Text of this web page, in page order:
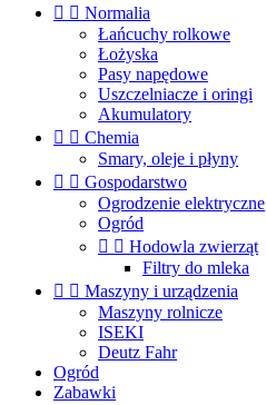
  Normalia
Łańcuchy rolkowe
Łożyska
Pasy napędowe
Uszczelniacze i oringi
Akumulatory
  Chemia
Smary, oleje i płyny
  Gospodarstwo
Ogrodzenie elektryczne
Ogród
  Hodowla zwierząt
Filtry do mleka
  Maszyny i urządzenia
Maszyny rolnicze
ISEKI
Deutz Fahr
Ogród
Zabawki